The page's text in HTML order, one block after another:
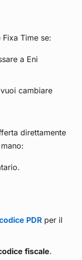
Fixa Time se:
a Eni
cambiare
direttamente
PDR per il
fiscale.